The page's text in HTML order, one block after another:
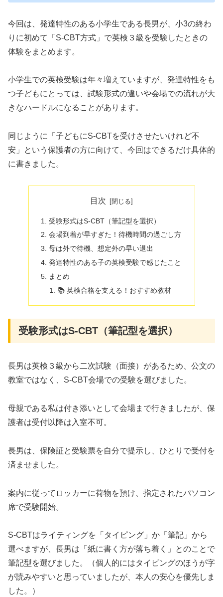
今回は、発達特性のある小学生である長男が、小3の終わ
りに初めて「S-CBT方式」で英検３級を受験したときの
体験をまとめます。
小学生での英検受験は年々増えていますが、発達特性をも
つ子どもにとっては、試験形式の違いや会場での流れが大
きなハードルになることがあります。
同じように「子どもにS-CBTを受けさせたいけれど不
安」という保護者の方に向けて、今回はできるだけ具体的
に書きました。
目次
受験形式はS-CBT（筆記型を選択）
会場到着が早すぎた！待機時間の過ごし方
母は外で待機、想定外の早い退出
発達特性のある子の英検受験で感じたこと
まとめ
📚 英検合格を支える！おすすめ教材
受験形式はS-CBT（筆記型を選択）
長男は英検３級から二次試験（面接）があるため、公文の
教室ではなく、S-CBT会場での受験を選びました。
母親である私は付き添いとして会場まで行きましたが、保
護者は受付以降は入室不可。
長男は、保険証と受験票を自分で提示し、ひとりで受付を
済ませました。
案内に従ってロッカーに荷物を預け、指定されたパソコン
席で受験開始。
S-CBTはライティングを「タイピング」か「筆記」から
選べますが、長男は「紙に書く方が落ち着く」とのことで
筆記型を選びました。（個人的にはタイピングのほうが字
が読みやすいと思っていましたが、本人の安心を優先しま
した。）